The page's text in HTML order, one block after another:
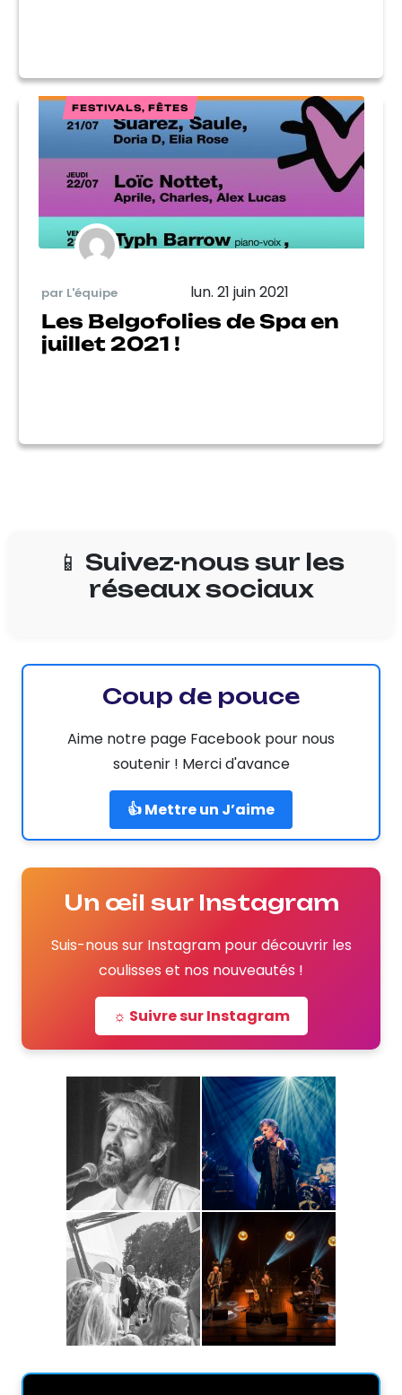
FESTIVALS, FÊTES
par L'équipe lun. 21 juin 2021
Les Belgofolies de Spa en
juillet 2021 !
📱 Suivez-nous sur les
réseaux sociaux
Coup de pouce
Aime notre page Facebook pour nous
soutenir ! Merci d'avance
👍 Mettre un J’aime
Un œil sur Instagram
Suis-nous sur Instagram pour découvrir les
coulisses et nos nouveautés !
☼ Suivre sur Instagram